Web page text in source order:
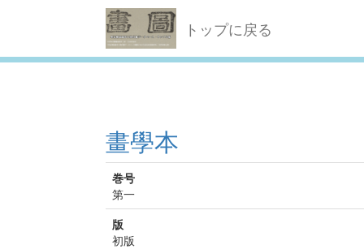
トップに戻る
畫學本
巻号
第一
版
初版